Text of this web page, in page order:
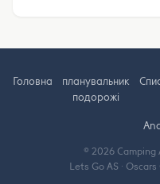
Головна
планувальник
подорожі
© 2026 Camping
Lets Go AS ·